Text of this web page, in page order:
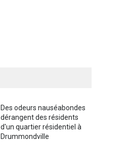
Des odeurs nauséabondes
dérangent des résidents
d'un quartier résidentiel à
Drummondville